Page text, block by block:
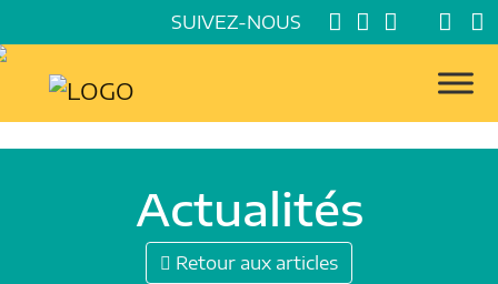
SUIVEZ-NOUS
Actualités
Retour aux articles